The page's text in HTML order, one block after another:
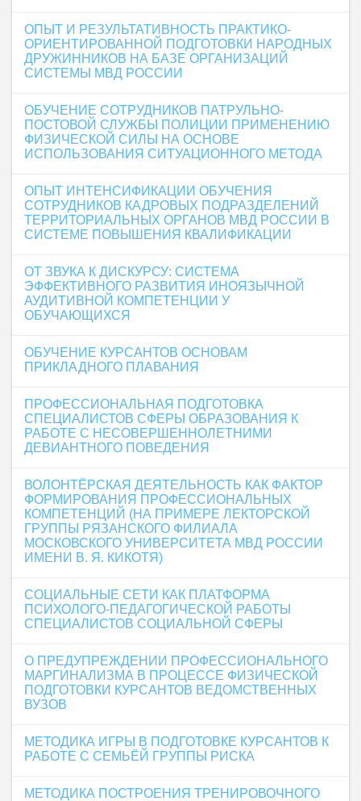
ОПЫТ И РЕЗУЛЬТАТИВНОСТЬ ПРАКТИКО-
ОРИЕНТИРОВАННОЙ ПОДГОТОВКИ НАРОДНЫХ
ДРУЖИННИКОВ НА БАЗЕ ОРГАНИЗАЦИЙ
СИСТЕМЫ МВД РОССИИ
ОБУЧЕНИЕ СОТРУДНИКОВ ПАТРУЛЬНО-
ПОСТОВОЙ СЛУЖБЫ ПОЛИЦИИ ПРИМЕНЕНИЮ
ФИЗИЧЕСКОЙ СИЛЫ НА ОСНОВЕ
ИСПОЛЬЗОВАНИЯ СИТУАЦИОННОГО МЕТОДА
ОПЫТ ИНТЕНСИФИКАЦИИ ОБУЧЕНИЯ
СОТРУДНИКОВ КАДРОВЫХ ПОДРАЗДЕЛЕНИЙ
ТЕРРИТОРИАЛЬНЫХ ОРГАНОВ МВД РОССИИ В
СИСТЕМЕ ПОВЫШЕНИЯ КВАЛИФИКАЦИИ
ОТ ЗВУКА К ДИСКУРСУ: СИСТЕМА
ЭФФЕКТИВНОГО РАЗВИТИЯ ИНОЯЗЫЧНОЙ
АУДИТИВНОЙ КОМПЕТЕНЦИИ У
ОБУЧАЮЩИХСЯ
ОБУЧЕНИЕ КУРСАНТОВ ОСНОВАМ
ПРИКЛАДНОГО ПЛАВАНИЯ
ПРОФЕССИОНАЛЬНАЯ ПОДГОТОВКА
СПЕЦИАЛИСТОВ СФЕРЫ ОБРАЗОВАНИЯ К
РАБОТЕ С НЕСОВЕРШЕННОЛЕТНИМИ
ДЕВИАНТНОГО ПОВЕДЕНИЯ
ВОЛОНТЁРСКАЯ ДЕЯТЕЛЬНОСТЬ КАК ФАКТОР
ФОРМИРОВАНИЯ ПРОФЕССИОНАЛЬНЫХ
КОМПЕТЕНЦИЙ (НА ПРИМЕРЕ ЛЕКТОРСКОЙ
ГРУППЫ РЯЗАНСКОГО ФИЛИАЛА
МОСКОВСКОГО УНИВЕРСИТЕТА МВД РОССИИ
ИМЕНИ В. Я. КИКОТЯ)
СОЦИАЛЬНЫЕ СЕТИ КАК ПЛАТФОРМА
ПСИХОЛОГО-ПЕДАГОГИЧЕСКОЙ РАБОТЫ
СПЕЦИАЛИСТОВ СОЦИАЛЬНОЙ СФЕРЫ
О ПРЕДУПРЕЖДЕНИИ ПРОФЕССИОНАЛЬНОГО
МАРГИНАЛИЗМА В ПРОЦЕССЕ ФИЗИЧЕСКОЙ
ПОДГОТОВКИ КУРСАНТОВ ВЕДОМСТВЕННЫХ
ВУЗОВ
МЕТОДИКА ИГРЫ В ПОДГОТОВКЕ КУРСАНТОВ К
РАБОТЕ С СЕМЬЁЙ ГРУППЫ РИСКА
МЕТОДИКА ПОСТРОЕНИЯ ТРЕНИРОВОЧНОГО